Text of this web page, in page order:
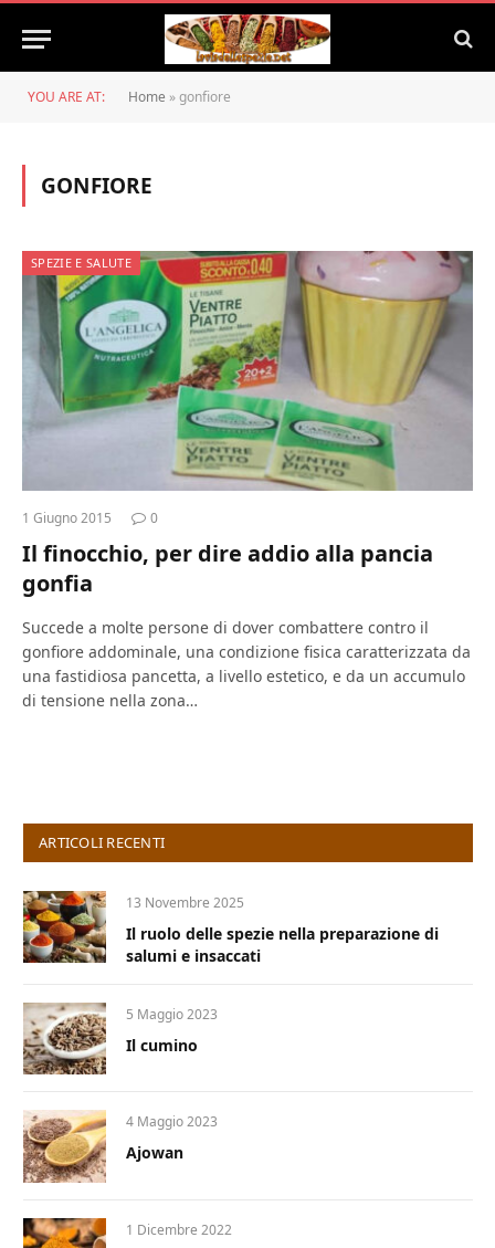
YOU ARE AT: Home »gonfiore
GONFIORE
SPEZIE E SALUTE
1 Giugno 2015 0
Il finocchio, per dire addio alla pancia
gonfia
Succede a molte persone di dover combattere contro il
gonfiore addominale, una condizione fisica caratterizzata da
una fastidiosa pancetta, a livello estetico, e da un accumulo
di tensione nella zona…
ARTICOLI RECENTI
13 Novembre 2025
Il ruolo delle spezie nella preparazione di
salumi e insaccati
5 Maggio 2023
Il cumino
4 Maggio 2023
Ajowan
1 Dicembre 2022